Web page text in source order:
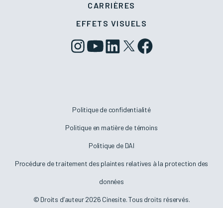
CARRIÈRES
EFFETS VISUELS
© Droits d’auteur 2026 Cinesite. Tous droits réservés.
Politique de confidentialité
Politique en matière de témoins
Politique de DAI
Procédure de traitement des plaintes relatives à la protection des
données